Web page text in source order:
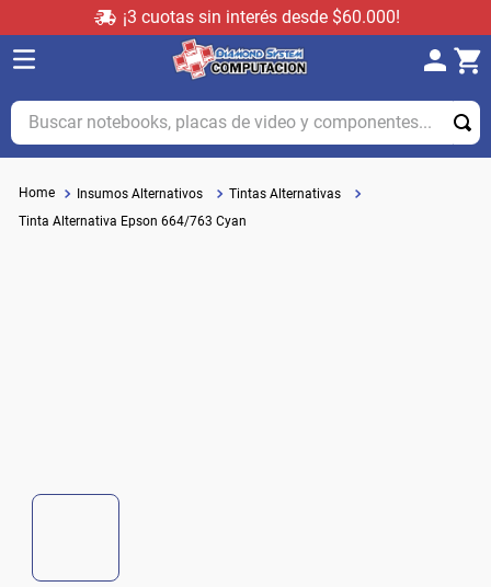
¡3 cuotas sin interés desde $60.000!
Buscar notebooks, placas de video y componentes...
Insumos Alternativos
Tintas Alternativas
Tinta Alternativa Epson 664/763 Cyan